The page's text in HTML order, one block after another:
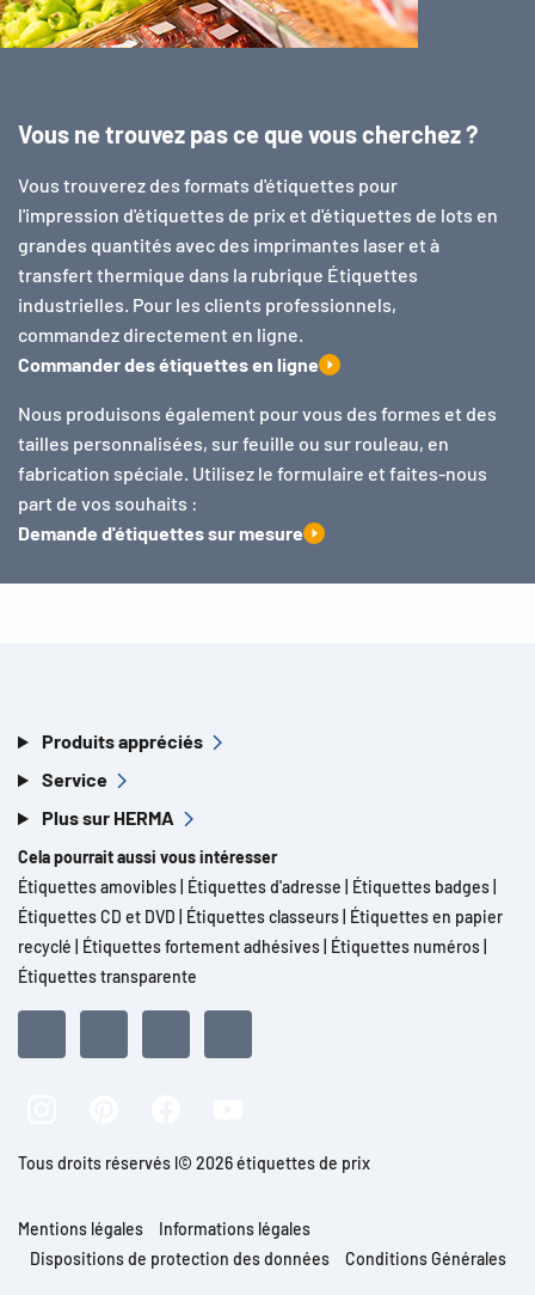
Vous ne trouvez pas ce que vous cherchez ?
Vous trouverez des formats d'étiquettes pour
l'impression d'étiquettes de prix et d'étiquettes de lots en
grandes quantités avec des imprimantes laser et à
transfert thermique dans la rubrique Étiquettes
industrielles. Pour les clients professionnels,
commandez directement en ligne.
Commander des étiquettes en ligne
Nous produisons également pour vous des formes et des
tailles personnalisées, sur feuille ou sur rouleau, en
fabrication spéciale. Utilisez le formulaire et faites-nous
part de vos souhaits :
Demande d'étiquettes sur mesure
Produits appréciés
Service
Plus sur HERMA
Cela pourrait aussi vous intéresser
Étiquettes amovibles Étiquettes d'adresse Étiquettes badges
Étiquettes CD et DVD
Étiquettes classeurs Étiquettes en papier
recyclé
Étiquettes fortement adhésives Étiquettes numéros
Étiquettes transparente
Tous droits réservés l© 2026 étiquettes de prix
Mentions légales
Informations légales
Dispositions de protection des données
Conditions Générales